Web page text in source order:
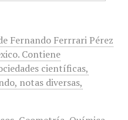
Fernando Ferrrari Pérez
Contiene
científicas,
notas diversas,